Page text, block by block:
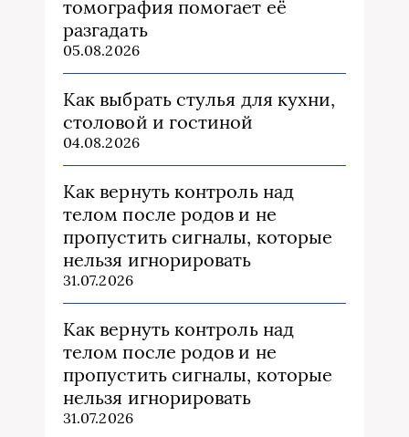
томография помогает её
разгадать
05.08.2026
Как выбрать стулья для кухни,
столовой и гостиной
04.08.2026
Как вернуть контроль над
телом после родов и не
пропустить сигналы, которые
нельзя игнорировать
31.07.2026
Как вернуть контроль над
телом после родов и не
пропустить сигналы, которые
нельзя игнорировать
31.07.2026